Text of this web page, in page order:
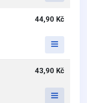
44,90 Kč
43,90 Kč